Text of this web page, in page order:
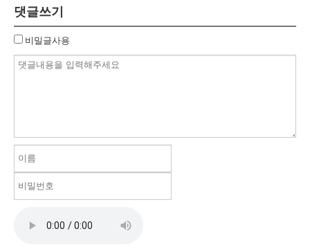
댓글쓰기
비밀글사용